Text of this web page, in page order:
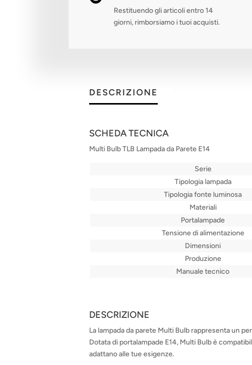
Restituendo gli articoli entro 14
giorni, rimborsiamo i tuoi acquisti.
DESCRIZIONE
SCHEDA TECNICA
Multi Bulb TLB Lampada da Parete E14
Serie
Tipologia lampada
Tipologia fonte luminosa
Materiali
Portalampade
Tensione di alimentazione
Dimensioni
Produzione
Manuale tecnico
DESCRIZIONE
La lampada da parete Multi Bulb rappresenta un
Dotata di portalampade E14, Multi Bulb è
adattano alle tue esigenze.